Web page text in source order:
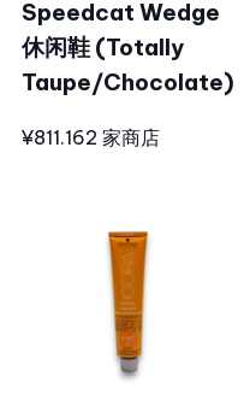
Speedcat Wedge
休闲鞋 (Totally
Taupe/Chocolate)
¥811.162 家商店